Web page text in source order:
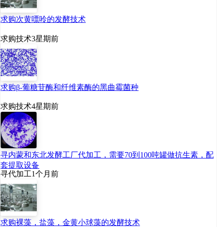
求购次黄嘌呤的发酵技术
求购技术3星期前
求购β-葡糖苷酶和纤维素酶的黑曲霉菌种
求购技术4星期前
寻内蒙和东北发酵工厂代加工，需要70到100吨罐做抗生素，配
套提取设备
寻代加工1个月前
求购裸藻，盐藻，金黄小球藻的发酵技术